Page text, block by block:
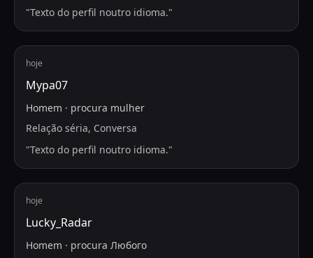
"Texto do perfil noutro idioma."
hoje
Мура07
Homem · procura mulher
Relação séria, Conversa
"Texto do perfil noutro idioma."
hoje
Lucky_Radar
Homem · procura Любого